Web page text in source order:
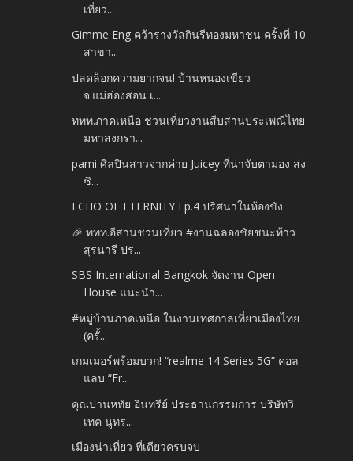
เที่ยว...
Gimme Eng คว้ารางวัลกินรีทองมหาชน ครั้งที่ 10
สาขา...
ปลดล็อกความยากจน! บ้านหนองเขียว
จ.แม่ฮ่องสอน เ...
ททท.ภาคเหนือ ชวนเที่ยวงานสืบสานประเพณีไทย
มหาสงกรา...
pami ศิลปินสาวจากค่าย Juicey ที่น่าจับตามอง ส่ง
ซิ...
ECHO OF ETERNITY Ep.4 ปริศนาในห้องขัง
🎉 ททท.อีสานชวนเที่ยว #งานฉลองชัยชนะท้าว
สุรนารี ปร...
SBS International Bangkok จัดงาน Open
House แนะนำ...
#หมู่บ้านภาคเหนือ ในงานเทศกาลเที่ยวเมืองไทย
(ครั้...
เกมเมอร์พร้อมบวก! “realme 14 Series 5G” คอล
แลบ “Fr...
คุณปานหทัย อินทรีย์ ประธานกรรมการ บริษัทวิ
เทค นูทร...
เมืองน่าเที่ยว ที่เดียวครบจบ